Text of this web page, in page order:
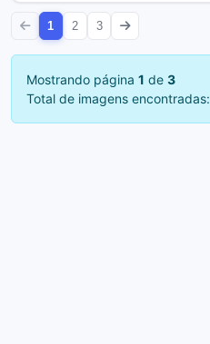
1 2 3
Mostrando página 1 de 3
Total de imagens encontradas: